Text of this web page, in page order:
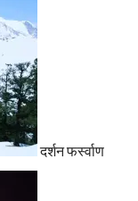
दर्शन फर्स्वाण